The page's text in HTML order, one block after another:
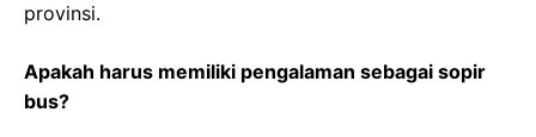
provinsi.
Apakah harus memiliki pengalaman sebagai sopir
bus?